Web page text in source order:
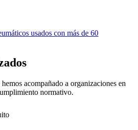
usados con más de 60
acompañado a organizaciones en
normativo.